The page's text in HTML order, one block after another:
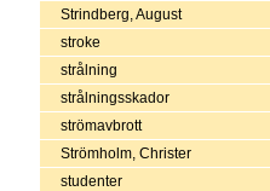
Strindberg, August
stroke
strålning
strålningsskador
strömavbrott
Strömholm, Christer
studenter